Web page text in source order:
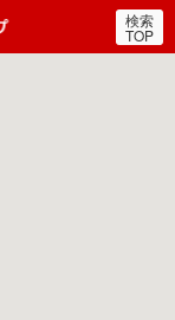
郵便局・日本郵政グルー
検索
TOP